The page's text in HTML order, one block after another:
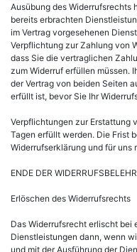
Ausübung des Widerrufsrechts
bereits erbrachten
im Vertrag vorgesehenen
Verpflichtung zur Zahlung von
dass Sie die vertraglichen
zum Widerruf erfüllen müssen.
der Vertrag von beiden Seiten
erfüllt ist, bevor Sie Ihr
Verpflichtungen zur Erstattung
Tagen erfüllt werden. Die Frist
Widerrufserklärung und für uns
ENDE DER
Erlöschen des Widerrufsrechts
Das Widerrufsrecht erlischt bei
Dienstleistungen dann, wenn
und mit der Ausführung der